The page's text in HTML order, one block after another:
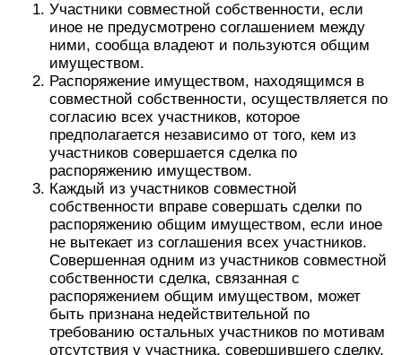
Участники совместной собственности, если
иное не предусмотрено соглашением между
ними, сообща владеют и пользуются общим
имуществом.
Распоряжение имуществом, находящимся в
совместной собственности, осуществляется по
согласию всех участников, которое
предполагается независимо от того, кем из
участников совершается сделка по
распоряжению имуществом.
Каждый из участников совместной
собственности вправе совершать сделки по
распоряжению общим имуществом, если иное
не вытекает из соглашения всех участников.
Совершенная одним из участников совместной
собственности сделка, связанная с
распоряжением общим имуществом, может
быть признана недействительной по
требованию остальных участников по мотивам
отсутствия у участника, совершившего сделку,